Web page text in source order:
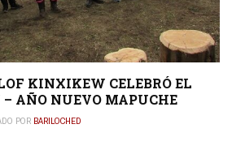
KINXIKEW CELEBRÓ EL
AÑO NUEVO MAPUCHE
POR BARILOCHED